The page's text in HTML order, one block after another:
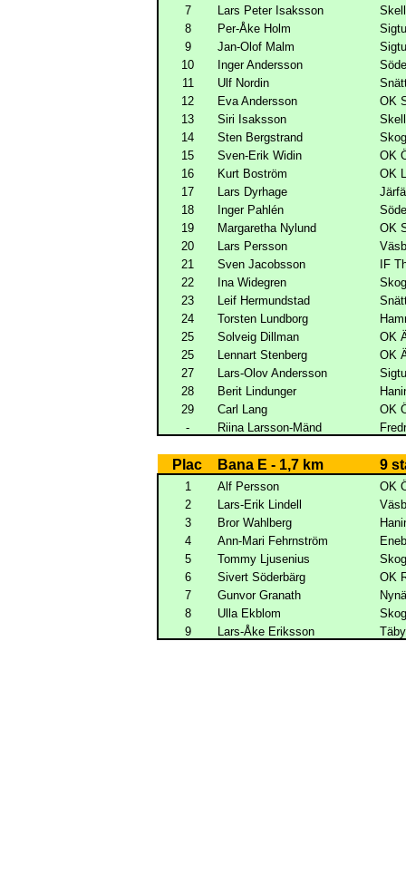
7
Lars Peter Isaksson
8
Per-Åke Holm
9
Jan-Olof Malm
10
Inger Andersson
11
Ulf Nordin
12
Eva Andersson
OK
13
Siri Isaksson
14
Sten Bergstrand
15
Sven-Erik Widin
OK
16
Kurt Boström
OK
17
Lars Dyrhage
18
Inger Pahlén
19
Margaretha Nylund
OK
20
Lars Persson
21
Sven Jacobsson
IF
22
Ina Widegren
23
Leif Hermundstad
24
Torsten Lundborg
25
Solveig Dillman
OK
25
Lennart Stenberg
OK
27
Lars-Olov Andersson
28
Berit Lindunger
29
Carl Lang
OK
-
Riina Larsson-Mänd
Plac Bana E - 1,7 km 9
1 Alf Persson
OK
2
Lars-Erik Lindell
3
Bror Wahlberg
4
Ann-Mari Fehrnström
5
Tommy Ljusenius
6
Sivert Söderbärg
OK
7
Gunvor Granath
8
Ulla Ekblom
9
Lars-Åke Eriksson